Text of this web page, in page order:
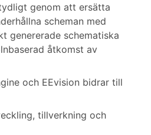
genom att ersätta
scheman med
genererade schematiska
åtkomst av
och EEvision bidrar till
tillverkning och